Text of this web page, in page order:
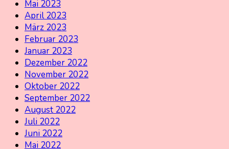
Mai 2023
April 2023
März 2023
Februar 2023
Januar 2023
Dezember 2022
November 2022
Oktober 2022
September 2022
August 2022
Juli 2022
Juni 2022
Mai 2022